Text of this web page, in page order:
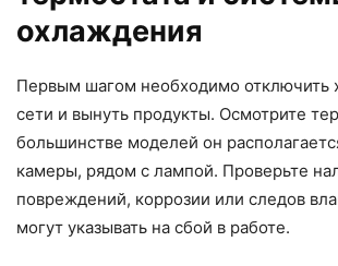
охлаждения
Первым шагом необходимо отключить
сети и вынуть продукты. Осмотрите
большинстве моделей он
камеры, рядом с лампой. Проверьте
повреждений, коррозии или следов
могут указывать на сбой в работе.